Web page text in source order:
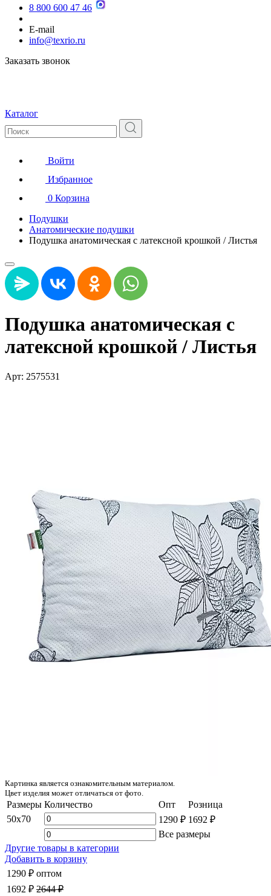
8 800 600 47 46
E-mail
info@texrio.ru
Заказать звонок
Каталог
Войти
Избранное
0 Корзина
Подушки
Анатомические подушки
Подушка анатомическая с латексной крошкой / Листья
Подушка анатомическая с
латексной крошкой / Листья
Арт: 2575531
Картинка является ознакомительным материалом.
Цвет изделия может отличаться от фото.
Размеры Количество Опт
Розница
50x70
1290 ₽ 1692 ₽
Все размеры
Другие товары в категории
Добавить в корзину
1290 ₽ оптом
1692 ₽ 2644 ₽